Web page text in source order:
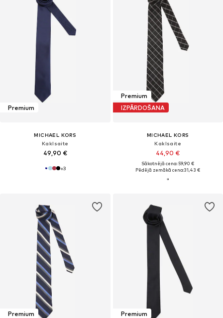
Premium
MICHAEL KORS
Kaklsaite
49,90 €
+3
Premium
IZPĀRDOŠANA
MICHAEL KORS
Kaklsaite
44,90 €
Sākotnējā cena: 59,90 €
Pēdējā zemākā cena:31,43 €
Premium
Premium